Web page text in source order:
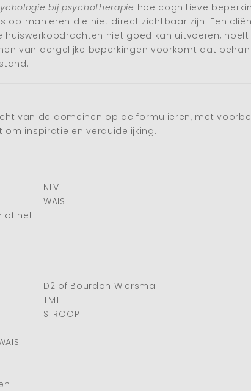
bij psychotherapie hoe cognitieve
manieren die niet direct zichtbaar zijn. Een
niet goed kan uitvoeren,
van dergelijke beperkingen voorkomt dat
van de domeinen op de formulieren, met
inspiratie en verduidelijking.
NLV
WAIS
of het
D2 of Bourdon Wiersma
TMT
STROOP